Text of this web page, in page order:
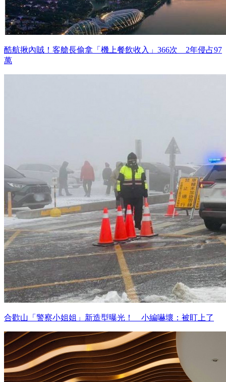
酷航揪內賊！客艙長偷拿「機上餐飲收入」366次 2年侵占97
萬
合歡山「警察小姐姐」新造型曝光！ 小編嚇壞：被盯上了